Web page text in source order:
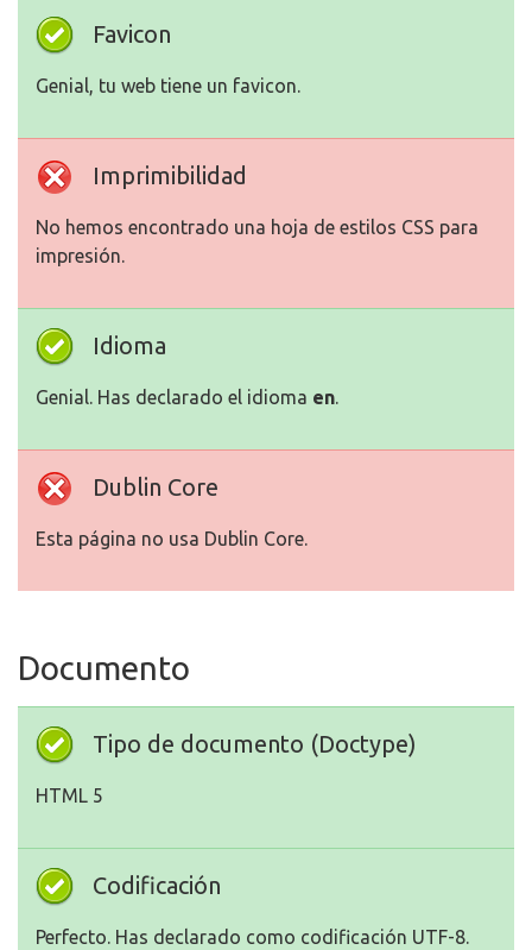
Favicon
Genial, tu web tiene un favicon.
Imprimibilidad
No hemos encontrado una hoja de estilos CSS para
impresión.
Idioma
Genial. Has declarado el idioma en.
Dublin Core
Esta página no usa Dublin Core.
Documento
Tipo de documento (Doctype)
HTML 5
Codificación
Perfecto. Has declarado como codificación UTF-8.